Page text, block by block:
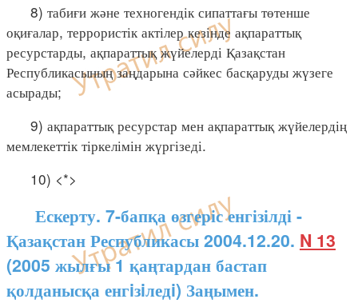
8) табиғи және техногендік сипаттағы төтенше
оқиғалар, террористік актілер кезінде ақпараттық
ресурстарды, ақпараттық жүйелерді Қазақстан
Республикасының заңдарына сәйкес басқаруды жүзеге
асырады;
9) ақпараттық ресурстар мен ақпараттық жүйелердің
мемлекеттік тіркелімін жүргізеді.
10) <*>
Ескерту. 7-бапқа өзгеріс енгізілді -
Қазақстан Республикасы 2004.12.20. N 13
(2005 жылғы 1 қаңтардан бастап
қолданысқа енгiзiледi) Заңымен.